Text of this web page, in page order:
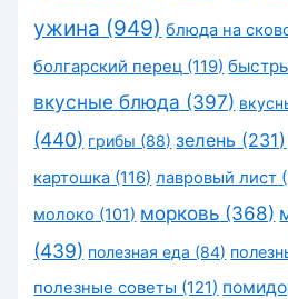
ужина (949) блюда на
болгарский перец (119)
вкусные блюда (397)
(440) грибы (88) зелень (231)
картошка (116) лавровый лист
молоко (101) морковь (368)
(439) полезная еда (84)
полезные советы (121)